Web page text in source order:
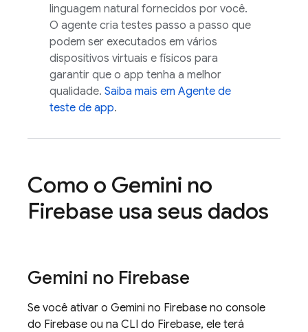
linguagem natural fornecidos por você.
O agente cria testes passo a passo que
podem ser executados em vários
dispositivos virtuais e físicos para
garantir que o app tenha a melhor
qualidade. Saiba mais em Agente de
teste de app.
Como o Gemini no
Firebase usa seus dados
Gemini no Firebase
Se você ativar o Gemini no Firebase no console
do Firebase ou na CLI do Firebase, ele terá